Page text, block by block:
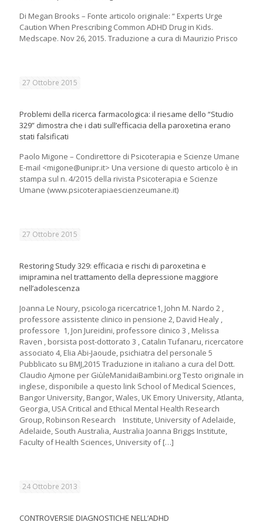
Di Megan Brooks – Fonte articolo originale: “ Experts Urge
Caution When Prescribing Common ADHD Drug in Kids.
Medscape. Nov 26, 2015. Traduzione a cura di Maurizio Prisco
27 Ottobre 2015
Problemi della ricerca farmacologica: il riesame dello “Studio
329” dimostra che i dati sull’efficacia della paroxetina erano
stati falsificati
Paolo Migone – Condirettore di Psicoterapia e Scienze Umane
E-mail <migone@unipr.it> Una versione di questo articolo è in
stampa sul n. 4/2015 della rivista Psicoterapia e Scienze
Umane (www.psicoterapiaescienzeumane.it)
27 Ottobre 2015
Restoring Study 329: efficacia e rischi di paroxetina e
imipramina nel trattamento della depressione maggiore
nell’adolescenza
Joanna Le Noury, psicologa ricercatrice1, John M. Nardo 2 ,
professore assistente clinico in pensione 2, David Healy ,
professore 1, Jon Jureidini, professore clinico 3 , Melissa
Raven , borsista post-dottorato 3 , Catalin Tufanaru, ricercatore
associato 4, Elia Abi-Jaoude, psichiatra del personale 5
Pubblicato su BMJ,2015 Traduzione in italiano a cura del Dott.
Claudio Ajmone per GiùleManidaiBambini.org Testo originale in
inglese, disponibile a questo link School of Medical Sciences,
Bangor University, Bangor, Wales, UK Emory University, Atlanta,
Georgia, USA Critical and Ethical Mental Health Research
Group, Robinson Research Institute, University of Adelaide,
Adelaide, South Australia, Australia Joanna Briggs Institute,
Faculty of Health Sciences, University of[…]
24 Ottobre 2013
CONTROVERSIE DIAGNOSTICHE NELL’ADHD